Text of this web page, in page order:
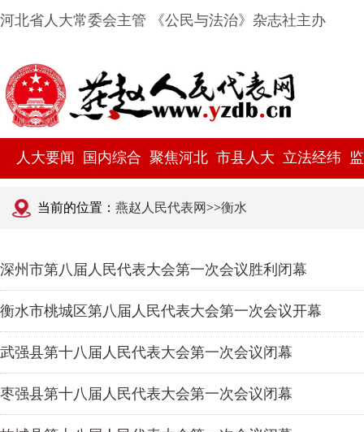
河北省人大常委会主管 《公民与法治》杂志社主办
人大要闻 国内综合 聚焦河北 市县人大 立法经纬
当前的位置： 燕赵人民代表网>>衡水
深州市第八届人民代表大会第一次会议胜利闭幕
衡水市桃城区第八届人民代表大会第一次会议开幕
武强县第十八届人民代表大会第一次会议闭幕
枣强县第十八届人民代表大会第一次会议闭幕